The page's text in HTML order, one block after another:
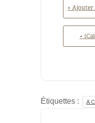
+ Ajouter
+
Étiquettes :